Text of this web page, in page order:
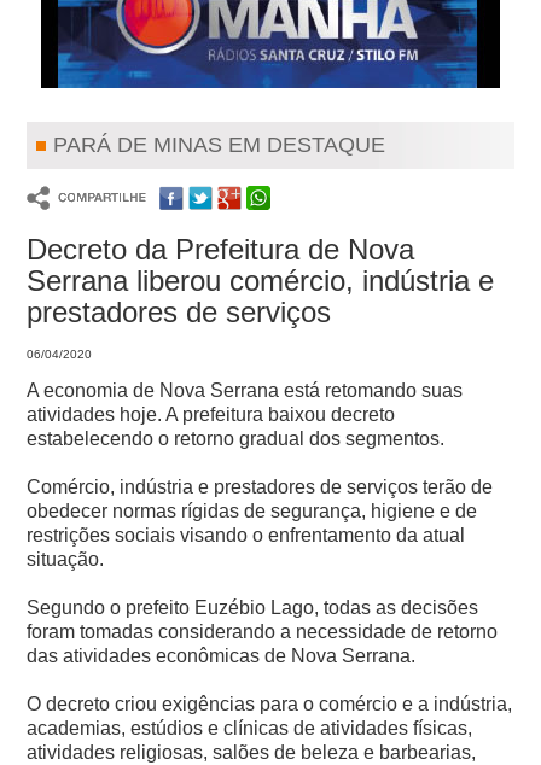
PARÁ DE MINAS EM DESTAQUE
Decreto da Prefeitura de Nova
Serrana liberou comércio, indústria e
prestadores de serviços
06/04/2020
A economia de Nova Serrana está retomando suas
atividades hoje. A prefeitura baixou decreto
estabelecendo o retorno gradual dos segmentos.
Comércio, indústria e prestadores de serviços terão de
obedecer normas rígidas de segurança, higiene e de
restrições sociais visando o enfrentamento da atual
situação.
Segundo o prefeito Euzébio Lago, todas as decisões
foram tomadas considerando a necessidade de retorno
das atividades econômicas de Nova Serrana.
O decreto criou exigências para o comércio e a indústria,
academias, estúdios e clínicas de atividades físicas,
atividades religiosas, salões de beleza e barbearias,